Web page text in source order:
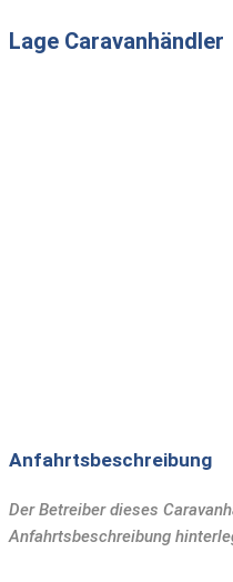
Teilintegriert
Lage Caravanhändler
Anfahrtsbeschreibung
Der Betreiber dieses
Anfahrtsbeschreibung